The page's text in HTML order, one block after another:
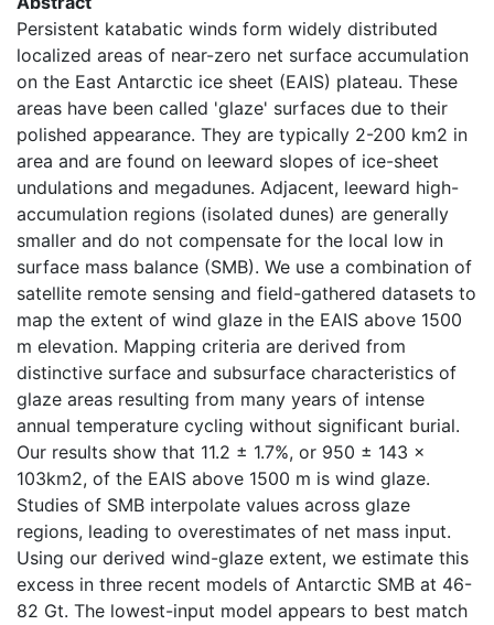
Persistent katabatic winds form widely distributed
localized areas of near-zero net surface accumulation
on the East Antarctic ice sheet (EAIS) plateau. These
areas have been called 'glaze' surfaces due to their
polished appearance. They are typically 2-200 km2 in
area and are found on leeward slopes of ice-sheet
undulations and megadunes. Adjacent, leeward high-
accumulation regions (isolated dunes) are generally
smaller and do not compensate for the local low in
surface mass balance (SMB). We use a combination of
satellite remote sensing and field-gathered datasets to
map the extent of wind glaze in the EAIS above 1500
m elevation. Mapping criteria are derived from
distinctive surface and subsurface characteristics of
glaze areas resulting from many years of intense
annual temperature cycling without significant burial.
Our results show that 11.2 ± 1.7%, or 950 ± 143 ×
103km2, of the EAIS above 1500 m is wind glaze.
Studies of SMB interpolate values across glaze
regions, leading to overestimates of net mass input.
Using our derived wind-glaze extent, we estimate this
excess in three recent models of Antarctic SMB at 46-
82 Gt. The lowest-input model appears to best match